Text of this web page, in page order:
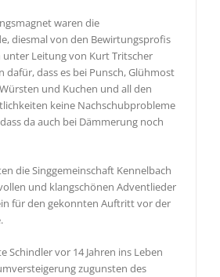
waren die
diesmal von den Bewirtungsprofis
unter Leitung von Kurt Tritscher
dafür, dass es bei Punsch, Glühmost
und Kuchen und all den
keine Nachschubprobleme
da auch bei Dämmerung noch
die Singgemeinschaft Kennelbach
und klangschönen Adventlieder
für den gekonnten Auftritt vor der
Schindler vor 14 Jahren ins Leben
zugunsten des